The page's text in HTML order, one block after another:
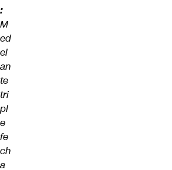
:
M
ed
el
an
te
tri
pl
e
fe
ch
a